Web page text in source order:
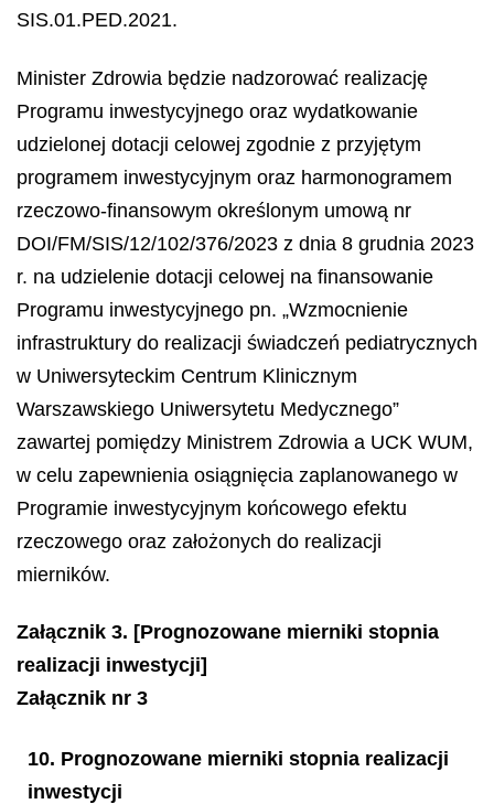
SIS.01.PED.2021.
Minister Zdrowia będzie nadzorować realizację
Programu inwestycyjnego oraz wydatkowanie
udzielonej dotacji celowej zgodnie z przyjętym
programem inwestycyjnym oraz harmonogramem
rzeczowo-finansowym określonym umową nr
DOI/FM/SIS/12/102/376/2023 z dnia 8 grudnia 2023
r. na udzielenie dotacji celowej na finansowanie
Programu inwestycyjnego pn. „Wzmocnienie
infrastruktury do realizacji świadczeń pediatrycznych
w Uniwersyteckim Centrum Klinicznym
Warszawskiego Uniwersytetu Medycznego”
zawartej pomiędzy Ministrem Zdrowia a UCK WUM,
w celu zapewnienia osiągnięcia zaplanowanego w
Programie inwestycyjnym końcowego efektu
rzeczowego oraz założonych do realizacji
mierników.
Załącznik 3. [Prognozowane mierniki stopnia
realizacji inwestycji]
Załącznik nr 3
10. Prognozowane mierniki stopnia realizacji
inwestycji